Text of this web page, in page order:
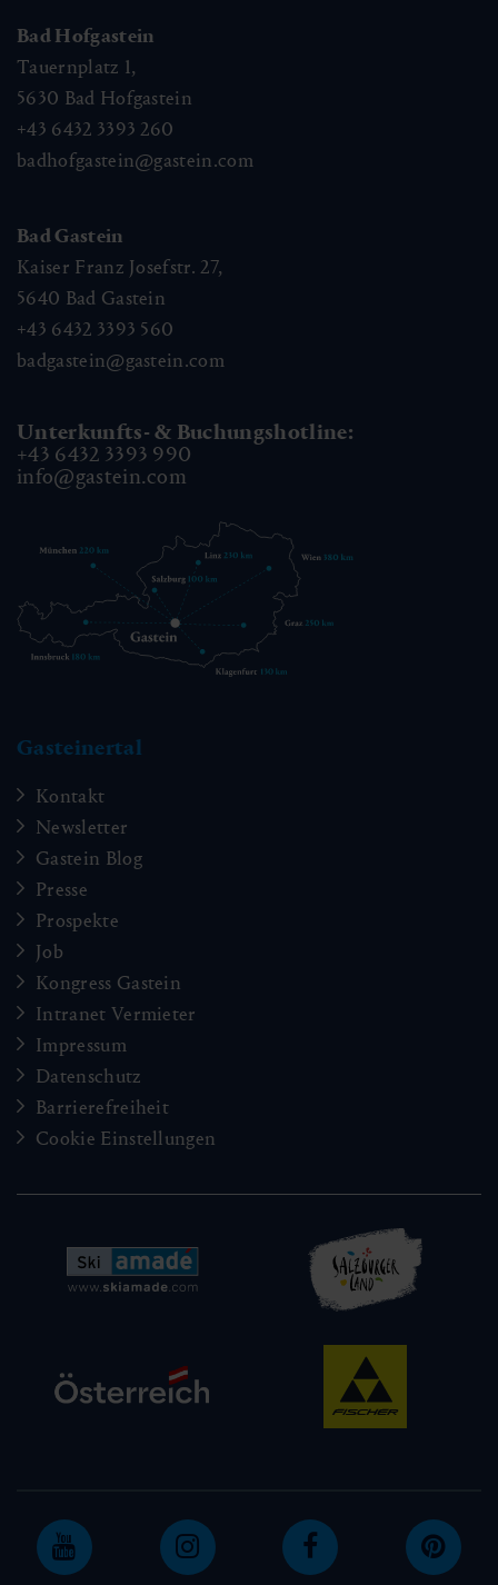
Bad Hofgastein
Tauernplatz 1,
5630 Bad Hofgastein
+43 6432 3393 260
badhofgastein@gastein.com
Bad Gastein
Kaiser Franz Josefstr. 27,
5640 Bad Gastein
+43 6432 3393 560
badgastein@gastein.com
Unterkunfts- & Buchungshotline:
+43 6432 3393 990
info@gastein.com
Gasteinertal
Kontakt
Newsletter
Gastein Blog
Presse
Prospekte
Job
Kongress Gastein
Intranet Vermieter
Impressum
Datenschutz
Barrierefreiheit
Cookie Einstellungen